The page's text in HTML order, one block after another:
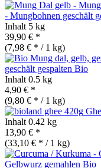
- Mungbohnen geschält
Inhalt 5 kg
39,90 € *
(7,98 € * / 1 kg)
geschält gespalten Bio
Inhalt 0.5 kg
4,90 € *
(9,80 € * / 1 kg)
Inhalt 0.42 kg
13,90 € *
(33,10 € * / 1 kg)
Gelbwurz gemahlen Bio